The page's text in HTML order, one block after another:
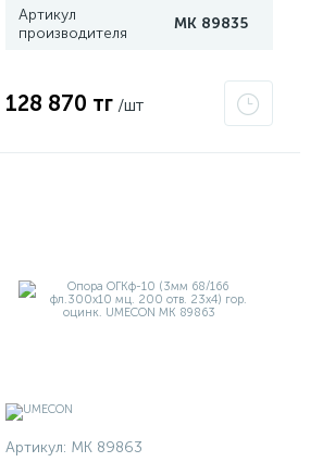
Артикул
производителя
МК 89835
128 870 тг /шт
Артикул: МК 89863